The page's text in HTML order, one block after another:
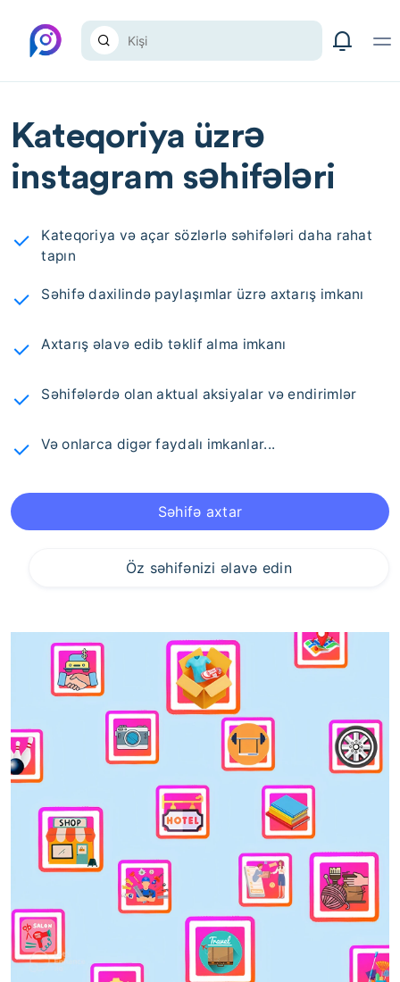
Kateqoriya üzrə
instagram səhifələri
Kateqoriya və açar sözlərlə səhifələri daha rahat
tapın
Səhifə daxilində paylaşımlar üzrə axtarış imkanı
Axtarış əlavə edib təklif alma imkanı
Səhifələrdə olan aktual aksiyalar və endirimlər
Və onlarca digər faydalı imkanlar...
Səhifə axtar
Öz səhifənizi əlavə edin